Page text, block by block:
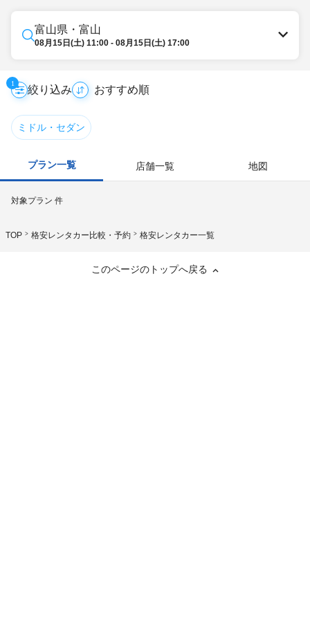
富山県・富山
08月15日(土) 11:00 - 08月15日(土) 17:00
1
絞り込み
ミドル・セダン
プラン一覧 店舗一覧 地図
対象プラン 件
TOP 格安レンタカー比較・予約 格安レンタカー一覧
このページのトップへ戻る